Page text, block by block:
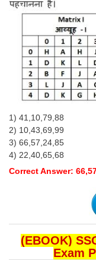
1) 41,10,79,88
2) 10,43,69,99
3) 66,57,24,85
4) 22,40,65,68
Correct Answer:
(EBOOK)
Exam